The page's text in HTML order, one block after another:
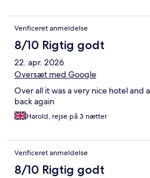
Verificeret anmeldelse
8/10 Rigtig godt
22. apr. 2026
Oversæt med Google
Over all it was a very nice hotel and
back again
Harold, rejse på 3 nætter
Verificeret anmeldelse
8/10 Rigtig godt